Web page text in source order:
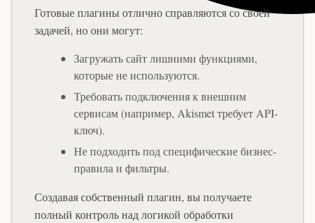
Готовые плагины отлично справляются со своей
задачей, но они могут:
Загружать сайт лишними функциями,
которые не используются.
Требовать подключения к внешним
сервисам (например, Akismet требует API-
ключ).
Не подходить под специфические бизнес-
правила и фильтры.
Создавая собственный плагин, вы получаете
полный контроль над логикой обработки